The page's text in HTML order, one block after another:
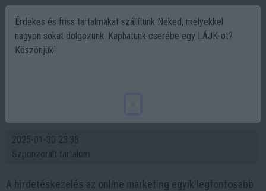
2025-01-30 23:38
Szponzorált tartalom
A hirdetéskezelés az online marketing egyik legfontosabb
Érdekes és friss tartalmakat szállítunk Neked, melyekkel
nagyon sokat dolgozunk. Kaphatunk cserébe egy LÁJK-ot?
Köszönjük!